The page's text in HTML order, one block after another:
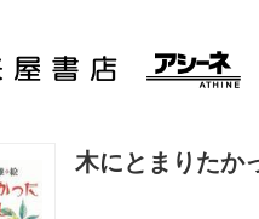
木にとまりた